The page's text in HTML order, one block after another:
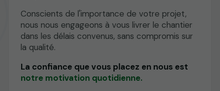
Conscients de l'importance de votre projet,
nous nous engageons à vous livrer le chantier
dans les délais convenus, sans compromis sur
la qualité.
La confiance que vous placez en nous est
notre motivation quotidienne.